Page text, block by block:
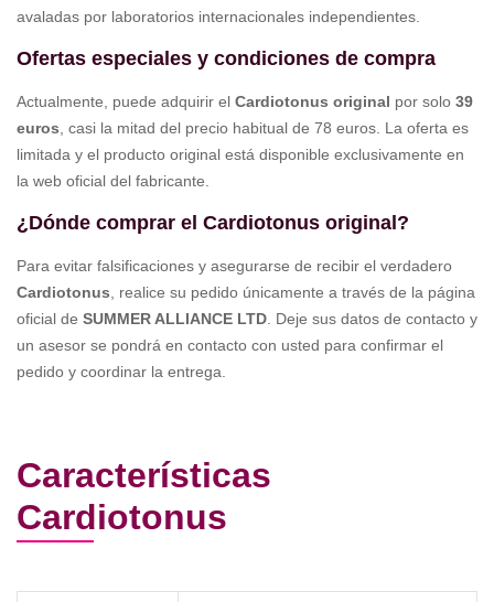
avaladas por laboratorios internacionales independientes.
Ofertas especiales y condiciones de compra
Actualmente, puede adquirir el Cardiotonus original por solo 39
euros , casi la mitad del precio habitual de 78 euros. La oferta es
limitada y el producto original está disponible exclusivamente en
la web oficial del fabricante.
¿Dónde comprar el Cardiotonus original?
Para evitar falsificaciones y asegurarse de recibir el verdadero
Cardiotonus , realice su pedido únicamente a través de la página
oficial de SUMMER ALLIANCE LTD . Deje sus datos de contacto y
un asesor se pondrá en contacto con usted para confirmar el
pedido y coordinar la entrega.
Características
Cardiotonus